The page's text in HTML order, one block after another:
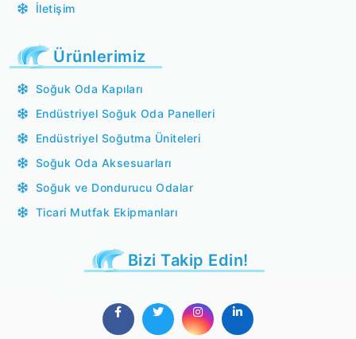
İletişim
Ürünlerimiz
Soğuk Oda Kapıları
Endüstriyel Soğuk Oda Panelleri
Endüstriyel Soğutma Üniteleri
Soğuk Oda Aksesuarları
Soğuk ve Dondurucu Odalar
Ticari Mutfak Ekipmanları
Bizi Takip Edin!